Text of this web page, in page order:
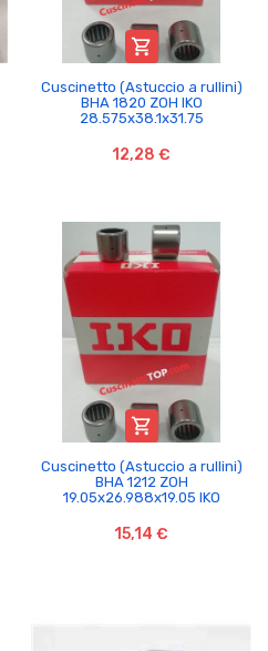

Cuscinetto (Astuccio a rullini)
BHA 1820 ZOH IKO
28.575x38.1x31.75
12,28 €

Cuscinetto (Astuccio a rullini)
BHA 1212 ZOH
19.05x26.988x19.05 IKO
15,14 €